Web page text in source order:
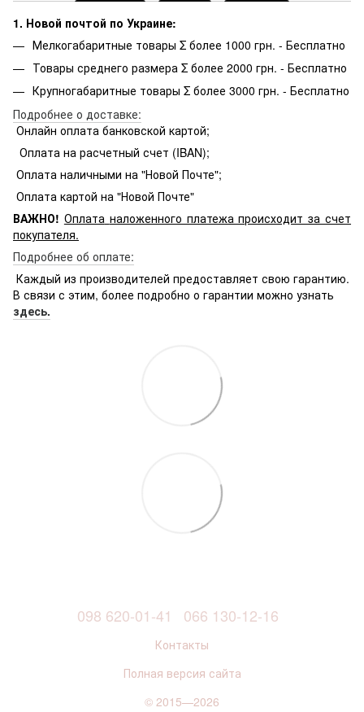
1. Новой почтой по Украине:
Мелкогабаритные товары Σ более 1000 грн. - Бесплатно
Товары среднего размера Σ более 2000 грн. - Бесплатно
Крупногабаритные товары Σ более 3000 грн. - Бесплатно
Подробнее о доставке:
Онлайн оплата банковской картой;
Оплата на расчетный счет (IBAN);
Оплата наличными на "Новой Почте";
Оплата картой на "Новой Почте"
ВАЖНО! Оплата наложенного платежа происходит за счет
покупателя.
Подробнее об оплате:
Каждый из производителей предоставляет свою гарантию.
В связи с этим, более подробно о гарантии можно узнать
здесь.
098 620-01-41 066 130-12-16
Контакты
Полная версия сайта
© 2015—2026